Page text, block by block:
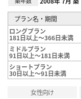
プラン名・期間
ロングプラン
181日以上～366日未満
ミドルプラン
91日以上～181日未満
ショートプラン
30日以上～91日未満
女性向け